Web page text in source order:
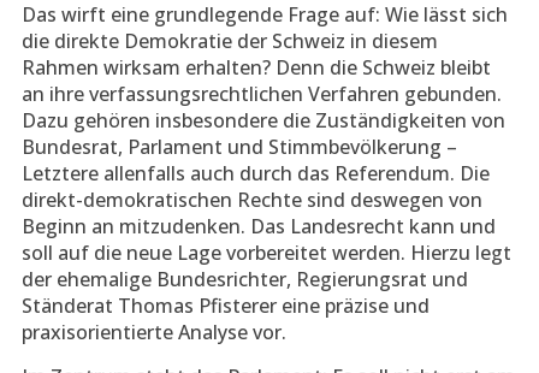
Das wirft eine grundlegende Frage auf: Wie lässt sich
die direkte Demokratie der Schweiz in diesem
Rahmen wirksam erhalten? Denn die Schweiz bleibt
an ihre verfassungsrechtlichen Verfahren gebunden.
Dazu gehören insbesondere die Zuständigkeiten von
Bundesrat, Parlament und Stimmbevölkerung –
Letztere allenfalls auch durch das Referendum. Die
direkt-demokratischen Rechte sind deswegen von
Beginn an mitzudenken. Das Landesrecht kann und
soll auf die neue Lage vorbereitet werden. Hierzu legt
der ehemalige Bundesrichter, Regierungsrat und
Ständerat Thomas Pfisterer eine präzise und
praxisorientierte Analyse vor.